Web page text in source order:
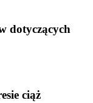
dotyczących
ciąż